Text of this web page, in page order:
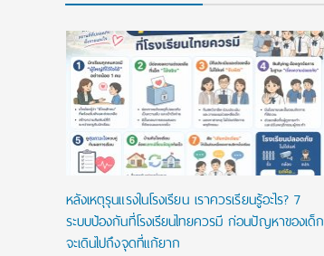
หลังเหตุรุนแรงในโรงเรียน เราควรเรียนรู้อะไร? 7
ระบบป้องกันที่โรงเรียนไทยควรมี ก่อนปัญหาของเด็ก
จะเดินไปถึงจุดที่แก้ยาก